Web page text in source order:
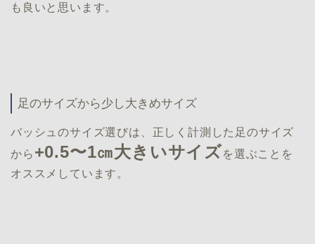
も良いと思います。
足のサイズから少し大きめサイズ
バッシュのサイズ選びは、正しく計測した足のサイズ
から +0.5〜1㎝大きいサイズを選ぶことを
オススメしています。